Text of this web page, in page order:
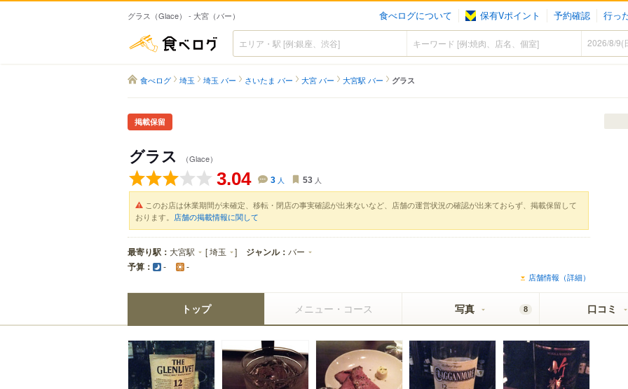
グラス（Glace） - 大宮（バー） 食べログについて 保有Vポイント 予約確認 行っ
食べログ
食べログ 埼玉 埼玉 バー さいたま バー 大宮 バー 大宮駅 バー グラス
掲載保留
グラス （Glace）
3.04 3 人 53 人
このお店は休業期間が未確定、移転・閉店の事実確認が出来ないなど、店舗の運営状況の確認が出来ておらず、掲載保留して
おります。 店舗の掲載情報に関して
最寄り駅： 大宮駅 [埼玉 ] ジャンル： バー
予算： - -
店舗情報（詳細）
トップ メニュー・コース 写真 8 口コミ